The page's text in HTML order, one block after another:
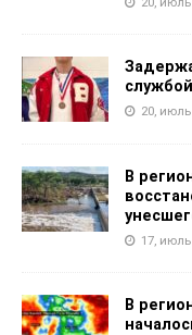
20,
В
17,
В